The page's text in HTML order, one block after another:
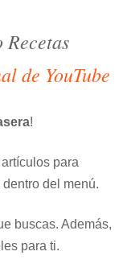
Recetas
de YouTube
!
para
del menú.
buscas. Además,
para ti.